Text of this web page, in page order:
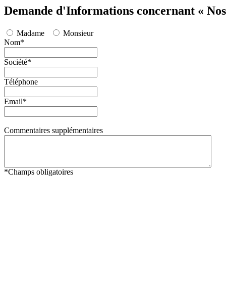
Demande d'Informations concernant «
Madame
Monsieur
Nom*
Société*
Téléphone
Email*
Commentaires supplémentaires
*Champs obligatoires